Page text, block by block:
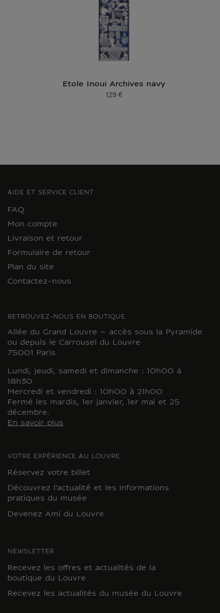
Etole Inoui Archives navy
Prix ​​actuel
129 €
AIDE ET SERVICE CLIENT
FAQ
Mon compte
Livraison et retour
Formulaire de retour
Plan du site
Contactez-nous
RETROUVEZ-NOUS EN BOUTIQUE
Allée du Grand Louvre – accès sous la Pyramide
ou depuis le Carrousel du Louvre
75001 Paris
Lundi, jeudi, samedi et dimanche : 10h00 à
18h30
Mercredi et vendredi : 10h00 à 21h00
Fermé les mardis, 1er janvier, 1er mai et 25
décembre.
En savoir plus
VOTRE EXPÉRIENCE AU LOUVRE
Réservez votre billet
Découvrez l'actualité et les informations
pratiques du musée
Devenez Ami du Louvre
NEWSLETTER
Recevez les offres et actualités de la
boutique du Louvre
Recevez les actualités du musée du Louvre